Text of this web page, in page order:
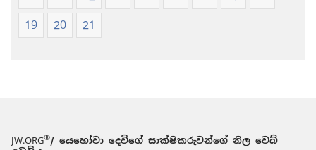
19
20 21
JW.ORG®/ යෙහෝවා දෙවිගේ සාක්ෂිකරුවන්ගේ නිල වෙබ්